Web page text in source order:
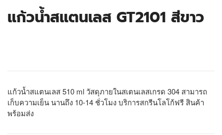
แก้วน้ำสแตนเลส GT2101 สีขาว
แก้วน้ำสแตนเลส 510 ml วัสดุภายในสเตนเลสเกรด 304 สามารถ
เก็บความเย็น นานถึง 10-14 ชั่วโมง บริการสกรีนโลโก้ฟรี สินค้า
พร้อมส่ง